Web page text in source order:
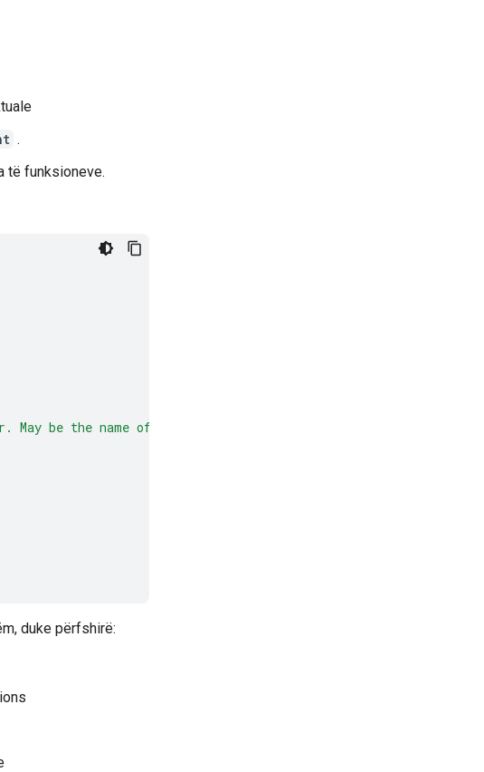
.
të funksioneve.
be the name of a place, a business, or an address."
duke përfshirë: